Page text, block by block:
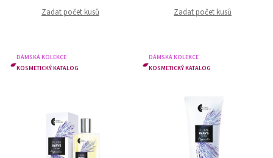
Zadat počet kusů Zadat počet kusů
DÁMSKÁ KOLEKCE
KOSMETICKÝ KATALOG
DÁMSKÁ KOLEKCE
KOSMETICKÝ KATALOG